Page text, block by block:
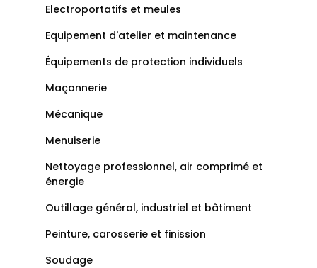
Electroportatifs et meules
Equipement d'atelier et maintenance
Équipements de protection individuels
Maçonnerie
Mécanique
Menuiserie
Nettoyage professionnel, air comprimé et
énergie
Outillage général, industriel et bâtiment
Peinture, carosserie et finission
Soudage